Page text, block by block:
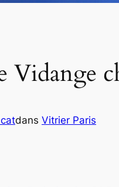
dans Vitrier Paris